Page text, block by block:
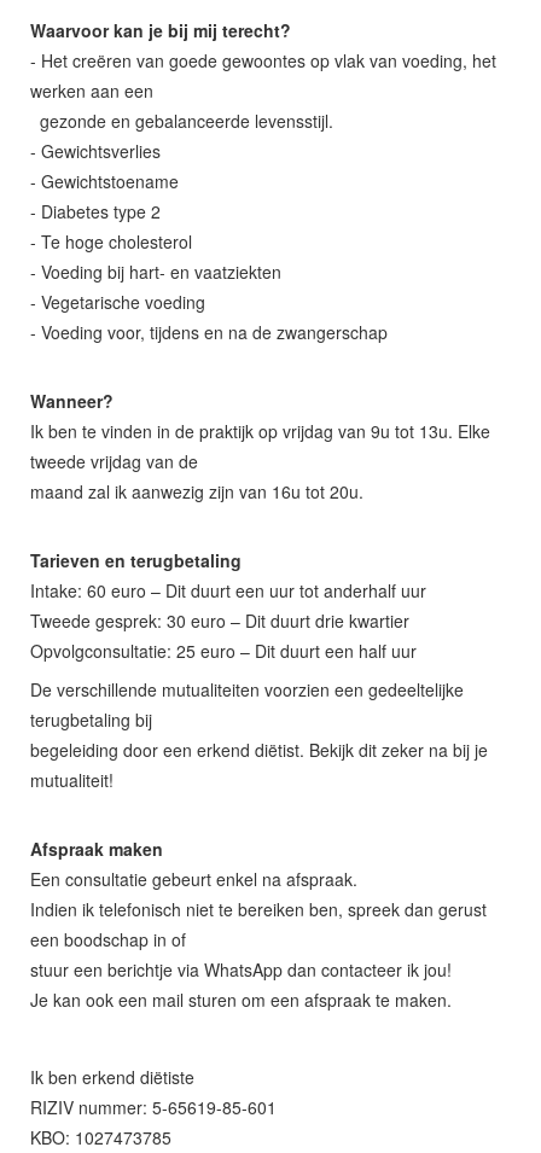
Waarvoor kan je bij mij terecht?
- Het creëren van goede gewoontes op vlak van voeding, het
werken aan een
gezonde en gebalanceerde levensstijl.
- Gewichtsverlies
- Gewichtstoename
- Diabetes type 2
- Te hoge cholesterol
- Voeding bij hart- en vaatziekten
- Vegetarische voeding
- Voeding voor, tijdens en na de zwangerschap
Wanneer?
Ik ben te vinden in de praktijk op vrijdag van 9u tot 13u. Elke
tweede vrijdag van de
maand zal ik aanwezig zijn van 16u tot 20u.
Tarieven en terugbetaling
Intake: 60 euro – Dit duurt een uur tot anderhalf uur
Tweede gesprek: 30 euro – Dit duurt drie kwartier
Opvolgconsultatie: 25 euro – Dit duurt een half uur
De verschillende mutualiteiten voorzien een gedeeltelijke
terugbetaling bij
begeleiding door een erkend diëtist. Bekijk dit zeker na bij je
mutualiteit!
Afspraak maken
Een consultatie gebeurt enkel na afspraak.
Indien ik telefonisch niet te bereiken ben, spreek dan gerust
een boodschap in of
stuur een berichtje via WhatsApp dan contacteer ik jou!
Je kan ook een mail sturen om een afspraak te maken.
Ik ben erkend diëtiste
RIZIV nummer: 5-65619-85-601
KBO: 1027473785